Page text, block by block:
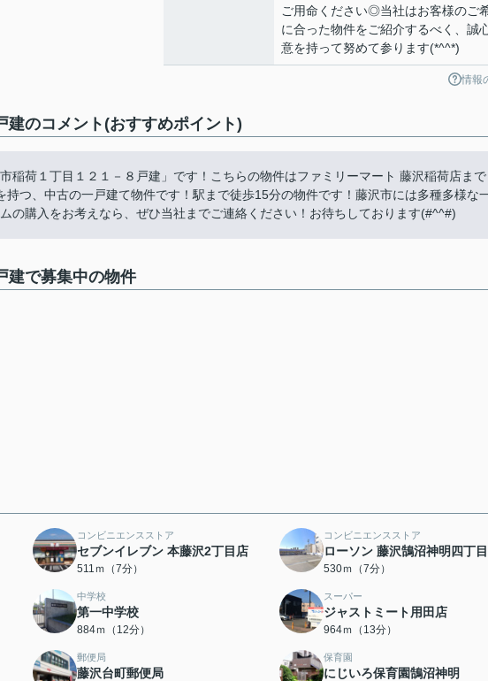
ご用命ください◎当社はお客様のご
に合った物件をご紹介するべく、誠
意を持って努めて参ります(*^^*)
情報
建のコメント(おすすめポイント)
稲荷１丁目１２１－８戸建」です！こちらの物件はファミリーマート 藤沢稲荷店まで
つ、中古の一戸建て物件です！駅まで徒歩15分の物件です！藤沢市には多種多様な
の購入をお考えなら、ぜひ当社までご連絡ください！お待ちしております(#^^#)
建で募集中の物件
コンビニエンスストア
セブンイレブン 本藤沢2丁目店
511ｍ（7分）
コンビニエンスストア
ローソン 藤沢鵠沼神明四丁
530ｍ（7分）
中学校
第一中学校
884ｍ（12分）
スーパー
ジャストミート用田店
964ｍ（13分）
郵便局
藤沢台町郵便局
保育園
にじいろ保育園鵠沼神明